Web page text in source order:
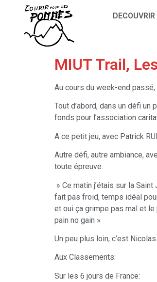
DECOUVRIR
MIUT Trail,
Au cours du week-end
Tout d’abord, dans un défi un
fonds pour l’association
A ce petit jeu, avec Patrick
Autre défi, autre ambiance,
toute épreuve:
» Ce matin j’étais sur la
fait pas froid, temps idéal
et oui ça grimpe pas mal et le
pain no gain »
Un peu plus loin, c’est
Aux Classements:
Sur les 6 jours de France: